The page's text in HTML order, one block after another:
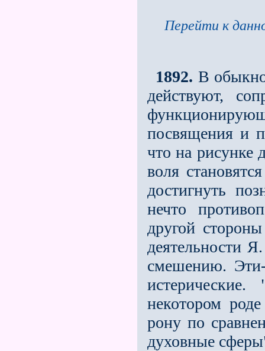
Перейти к
1892. В
действуют,
посвящения и
что на рисунке
воля
достигнуть
нечто
другой
деятельности
смешению. Эти-
некотором
рону по
духовные